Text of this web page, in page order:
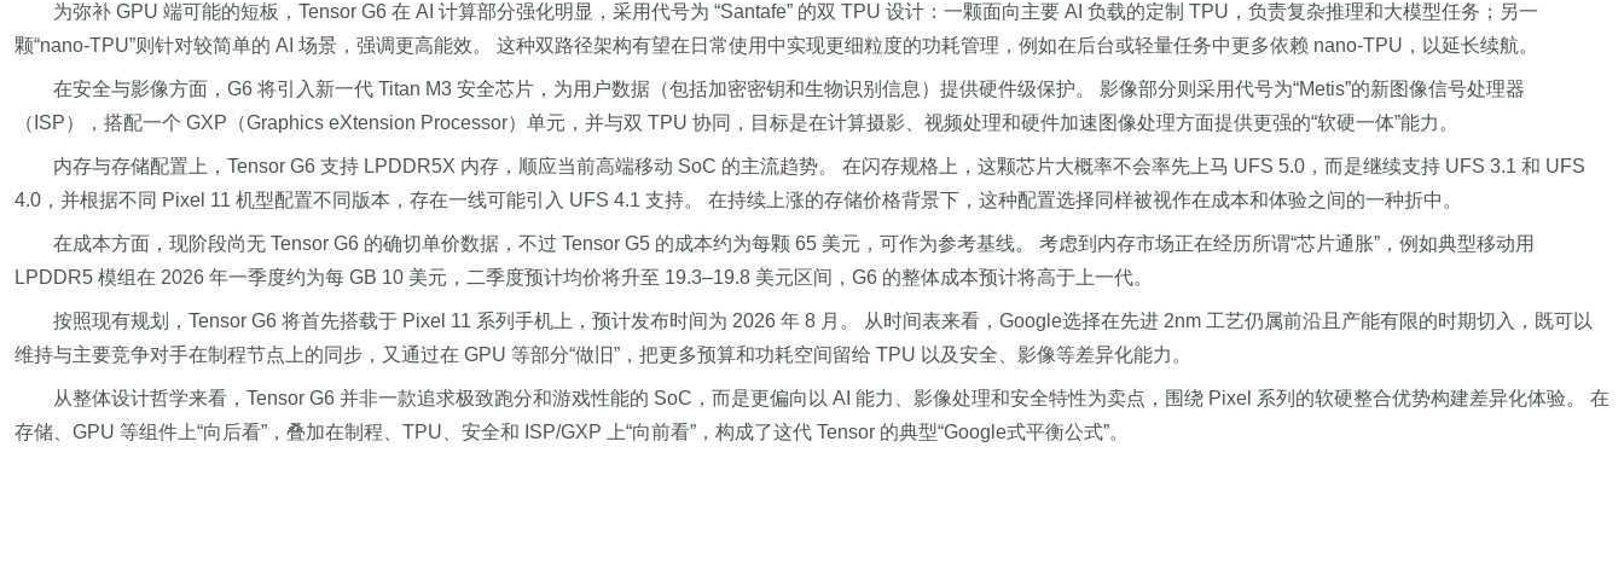
为弥补 GPU 端可能的短板，Tensor G6 在 AI 计算部分强化明显，采用代号为 “Santafe” 的双 TPU 设计：一颗面向主要 AI 负载的定制 TPU，负责复杂推理和大模型任务；另一
颗“nano-TPU”则针对较简单的 AI 场景，强调更高能效。 这种双路径架构有望在日常使用中实现更细粒度的功耗管理，例如在后台或轻量任务中更多依赖 nano-TPU，以延长续航。
在安全与影像方面，G6 将引入新一代 Titan M3 安全芯片，为用户数据（包括加密密钥和生物识别信息）提供硬件级保护。 影像部分则采用代号为“Metis”的新图像信号处理器
（ISP），搭配一个 GXP（Graphics eXtension Processor）单元，并与双 TPU 协同，目标是在计算摄影、视频处理和硬件加速图像处理方面提供更强的“软硬一体”能力。
内存与存储配置上，Tensor G6 支持 LPDDR5X 内存，顺应当前高端移动 SoC 的主流趋势。 在闪存规格上，这颗芯片大概率不会率先上马 UFS 5.0，而是继续支持 UFS 3.1 和 UFS
4.0，并根据不同 Pixel 11 机型配置不同版本，存在一线可能引入 UFS 4.1 支持。 在持续上涨的存储价格背景下，这种配置选择同样被视作在成本和体验之间的一种折中。
在成本方面，现阶段尚无 Tensor G6 的确切单价数据，不过 Tensor G5 的成本约为每颗 65 美元，可作为参考基线。 考虑到内存市场正在经历所谓“芯片通胀”，例如典型移动用
LPDDR5 模组在 2026 年一季度约为每 GB 10 美元，二季度预计均价将升至 19.3–19.8 美元区间，G6 的整体成本预计将高于上一代。
按照现有规划，Tensor G6 将首先搭载于 Pixel 11 系列手机上，预计发布时间为 2026 年 8 月。 从时间表来看，Google选择在先进 2nm 工艺仍属前沿且产能有限的时期切入，既可以
维持与主要竞争对手在制程节点上的同步，又通过在 GPU 等部分“做旧”，把更多预算和功耗空间留给 TPU 以及安全、影像等差异化能力。
从整体设计哲学来看，Tensor G6 并非一款追求极致跑分和游戏性能的 SoC，而是更偏向以 AI 能力、影像处理和安全特性为卖点，围绕 Pixel 系列的软硬整合优势构建差异化体验。 在
存储、GPU 等组件上“向后看”，叠加在制程、TPU、安全和 ISP/GXP 上“向前看”，构成了这代 Tensor 的典型“Google式平衡公式”。